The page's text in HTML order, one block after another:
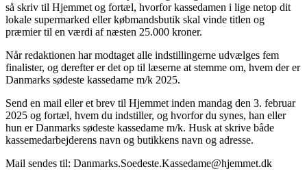
så skriv til Hjemmet og fortæl, hvorfor kassedamen i lige netop dit
lokale supermarked eller købmandsbutik skal vinde titlen og
præmier til en værdi af næsten 25.000 kroner.
Når redaktionen har modtaget alle indstillingerne udvælges fem
finalister, og derefter er det op til læserne at stemme om, hvem der er
Danmarks sødeste kassedame m/k 2025.
Send en mail eller et brev til Hjemmet inden mandag den 3. februar
2025 og fortæl, hvem du indstiller, og hvorfor du synes, han eller
hun er Danmarks sødeste kassedame m/k. Husk at skrive både
kassemedarbejderens navn og butikkens navn og adresse.
Mail sendes til: Danmarks.Soedeste.Kassedame@hjemmet.dk